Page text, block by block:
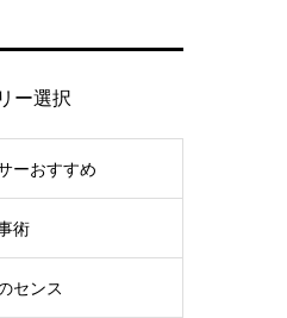
ー選択
ーおすすめ
術
センス